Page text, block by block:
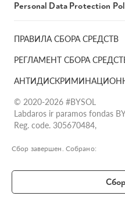
Сбор завершен. Собрано:
ПРАВИЛА СБОРА СРЕДСТВ
РЕГЛАМЕНТ СБОРА
© 2020-2026 #BYSOL
Labdaros ir paramos fondas
Reg. code. 305670484,
g.17-1, LT-13253
SWIFT kodas HABALT22
Personal Data Protection